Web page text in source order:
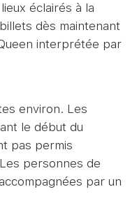
éclairés à la
dès maintenant
interprétée par
environ. Les
le début du
pas permis
personnes de
par un